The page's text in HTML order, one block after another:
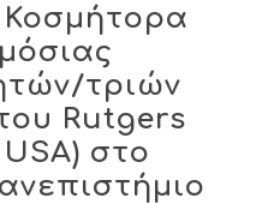
τριών
Rutgers
στο